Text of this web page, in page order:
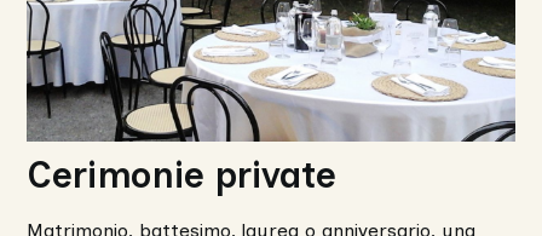
Cerimonie private
Matrimonio, battesimo, laurea o anniversario, una